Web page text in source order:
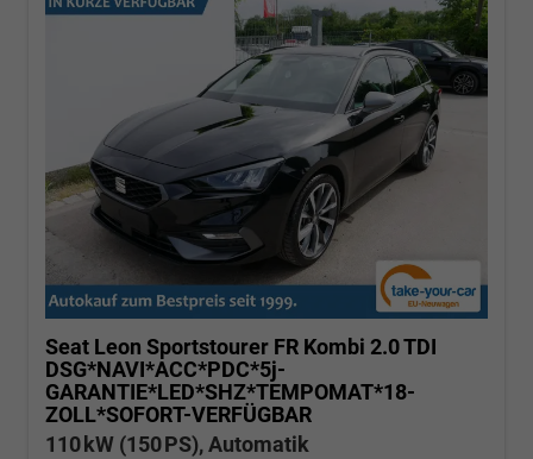
Seat Leon Sportstourer FR Kombi 2.0 TDI
DSG*NAVI*ACC*PDC*5j-
GARANTIE*LED*SHZ*TEMPOMAT*18-
ZOLL*SOFORT-VERFÜGBAR
110 kW (150 PS), Automatik